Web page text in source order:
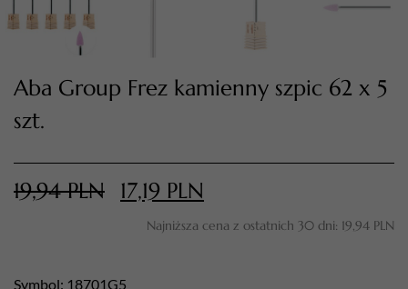
PRZEJDŹ DO KOSZYKA
Aba Group Frez kamienny szpic 62 x 5
szt.
19,94PLN 17,19 PLN
Najniższa cena z ostatnich 30 dni: 19,94 PLN
Symbol: 18701G5